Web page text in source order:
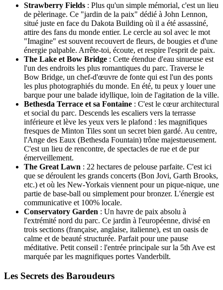
Strawberry Fields : Plus qu'un simple mémorial, c'est un lieu
de pèlerinage. Ce "jardin de la paix" dédié à John Lennon,
situé juste en face du Dakota Building où il a été assassiné,
attire des fans du monde entier. Le cercle au sol avec le mot
"Imagine" est souvent recouvert de fleurs, de bougies et d'une
énergie palpable. Arrête-toi, écoute, et respire l'esprit de paix.
The Lake et Bow Bridge : Cette étendue d'eau sinueuse est
l'un des endroits les plus romantiques du parc. Traverse le
Bow Bridge, un chef-d'œuvre de fonte qui est l'un des ponts
les plus photographiés du monde. En été, tu peux y louer une
barque pour une balade idyllique, loin de l'agitation de la ville.
Bethesda Terrace et sa Fontaine : C'est le cœur architectural
et social du parc. Descends les escaliers vers la terrasse
inférieure et lève les yeux vers le plafond : les magnifiques
fresques de Minton Tiles sont un secret bien gardé. Au centre,
l'Ange des Eaux (Bethesda Fountain) trône majestueusement.
C'est un lieu de rencontre, de spectacles de rue et de pur
émerveillement.
The Great Lawn : 22 hectares de pelouse parfaite. C'est ici
que se déroulent les grands concerts (Bon Jovi, Garth Brooks,
etc.) et où les New-Yorkais viennent pour un pique-nique, une
partie de base-ball ou simplement pour bronzer. L'énergie est
communicative et 100% locale.
Conservatory Garden : Un havre de paix absolu à
l'extrémité nord du parc. Ce jardin à l'européenne, divisé en
trois sections (française, anglaise, italienne), est un oasis de
calme et de beauté structurée. Parfait pour une pause
méditative. Petit conseil : l'entrée principale sur la 5th Ave est
marquée par les magnifiques portes Vanderbilt.
Les Secrets des Baroudeurs